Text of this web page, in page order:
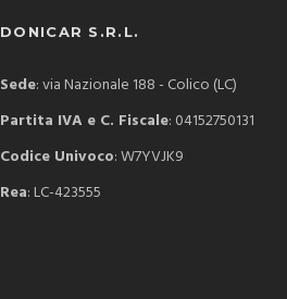
DONICAR S.R.L.
Sede: via Nazionale 188 - Colico (LC)
Partita IVA e C. Fiscale: 04152750131
Codice Univoco: W7YVJK9
Rea: LC-423555